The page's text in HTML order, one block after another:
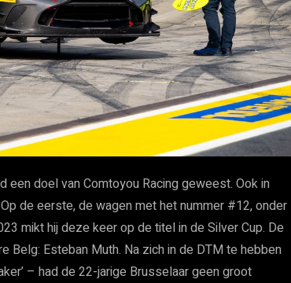
doel van Comtoyou Racing geweest. Ook in
de eerste, de wagen met het nummer #12, onder
mikt hij deze keer op de titel in de Silver Cup. De
Belg: Esteban Muth. Na zich in de DTM te hebben
– had de 22-jarige Brusselaar geen groot